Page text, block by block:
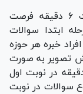
در انتهای برنامه مناظره هر نامزد به مدت ۶ دقیقه فرصت
ابتدا سوالات
خبره هر حوزه
تصویر به صورت
و سپس نامزد‌های محترم به مدت ۴ دقیقه در نوبت اول
سوالات در نوبت